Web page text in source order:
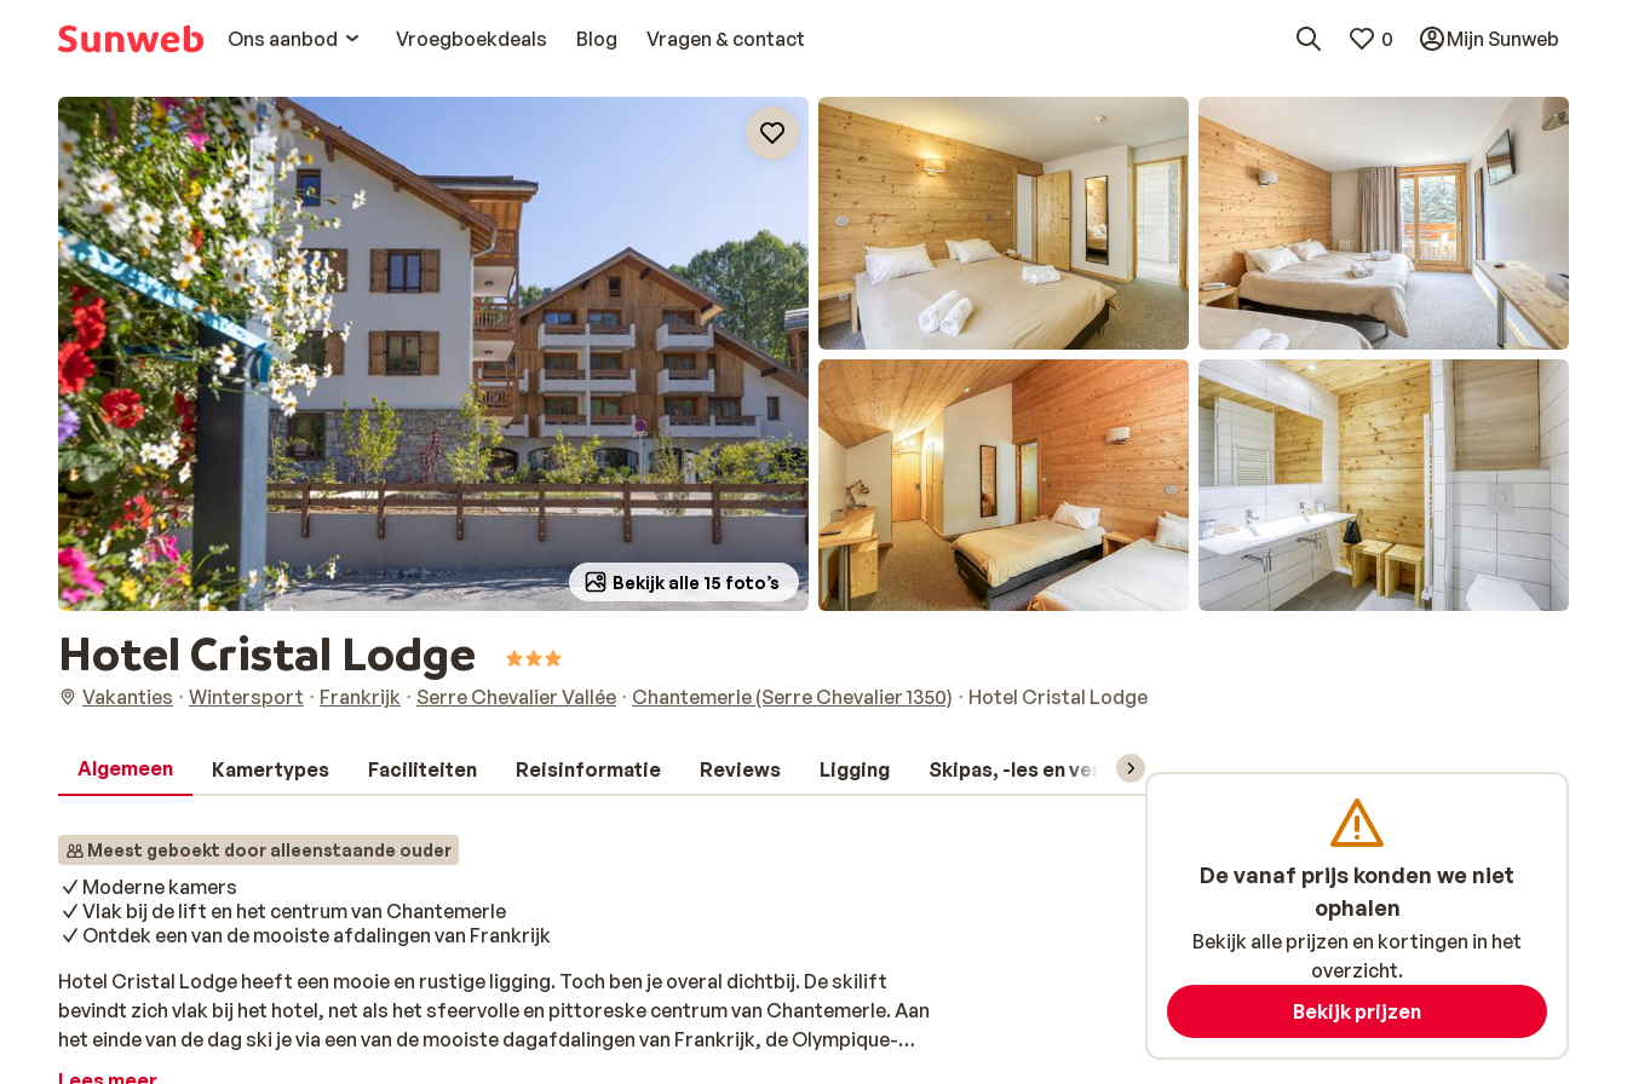
Ons aanbod
Vroegboekdeals Blog Vragen & contact 0 Mijn Sunweb
Bekijk alle 15 foto’s
Hotel Cristal Lodge
Vakanties Wintersport Frankrijk Serre Chevalier Vallée Chantemerle (Serre Chevalier 1350) Hotel Cristal Lodge
Algemeen Kamertypes Faciliteiten Reisinformatie Reviews Ligging Skipas, -les en verhuur
Meest geboekt door alleenstaande ouder
Moderne kamers
Vlak bij de lift en het centrum van Chantemerle
Ontdek een van de mooiste afdalingen van Frankrijk
Hotel Cristal Lodge heeft een mooie en rustige ligging. Toch ben je overal dichtbij. De skilift
bevindt zich vlak bij het hotel, net als het sfeervolle en pittoreske centrum van Chantemerle. Aan
het einde van de dag ski je via een van de mooiste dagafdalingen van Frankrijk, de Olympique-
Luc-Alphand, naar beneden om vervolgens aan te sluiten bij de après-ski of een lekkere
De vanaf prijs konden we niet
ophalen
Bekijk alle prijzen en kortingen in het
overzicht.
Bekijk prijzen